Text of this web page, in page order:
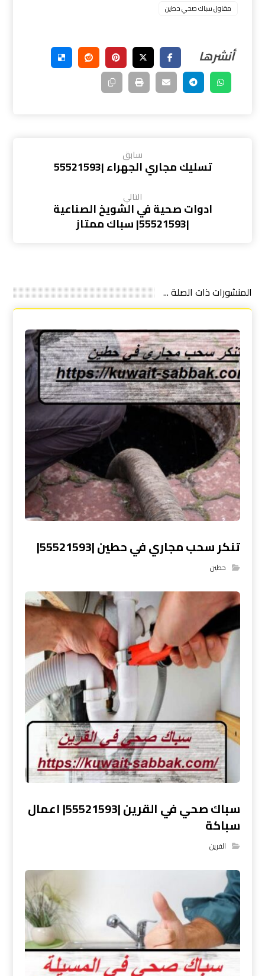
ﻣﻘﺎول ﺳﺑﺎك ﺻﺣﻲ ﺣطﻳن
سابق
تسليك مجاري الجهراء |55521593
التالي
ادوات صحية في الشويخ الصناعية
|55521593| سباك ممتاز
المنشورات ذات الصلة ...
تنكر سحب مجاري في حطين |55521593|
حطين
سباك صحي في القرين |55521593| اعمال
سباكة
القرين